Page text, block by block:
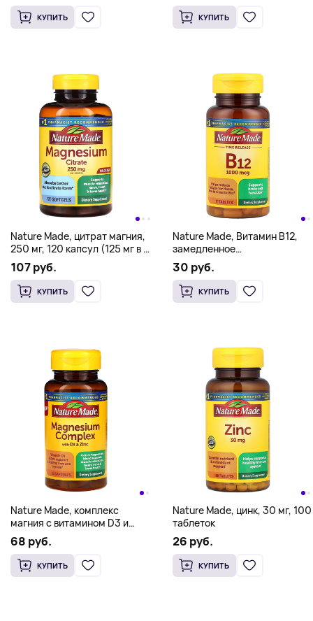
КУПИТЬ КУПИТЬ
Nature Made, цитрат магния,
250 мг, 120 капсул (125 мг в 1
капсуле)
107 руб.
КУПИТЬ
Nature Made, Витамин B12,
замедленное
высвобождение, 75 таблеток
30 руб.
КУПИТЬ
Nature Made, комплекс
магния с витамином D3 и
цинком, 60 капсул
68 руб.
КУПИТЬ
Nature Made, цинк, 30 мг, 100
таблеток
26 руб.
КУПИТЬ